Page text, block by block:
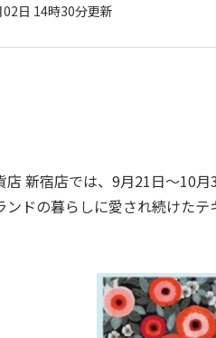
日 14時30分更新
新宿店では、9月21日～10
ンドの暮らしに愛され続けたテ